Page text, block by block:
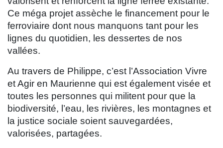
Ce méga projet assèche le financement pour le
ferroviaire dont nous manquons tant pour les
lignes du quotidien, les dessertes de nos
vallées.
Au travers de Philippe, c’est l’Association Vivre
et Agir en Maurienne qui est également visée et
toutes les personnes qui militent pour que la
biodiversité, l’eau, les rivières, les montagnes et
la justice sociale soient sauvegardées,
valorisées, partagées.